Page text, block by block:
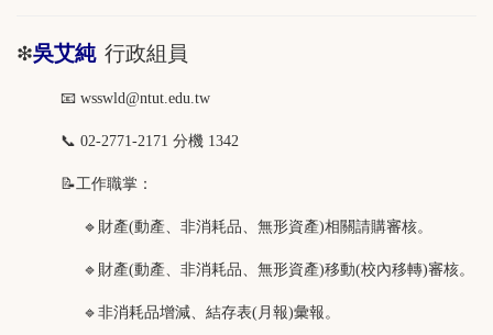
❇吳艾純 行政組員
📧 wsswld@ntut.edu.tw
📞 02-2771-2171 分機 1342
📝工作職掌：
🔹財產(動產、非消耗品、無形資產)相關請購審核。
🔹財產(動產、非消耗品、無形資產)移動(校內移轉)審核。
🔹 非消耗品增減、結存表(月報)彙報。